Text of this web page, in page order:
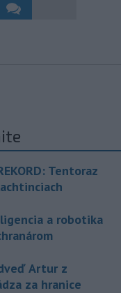
Tentoraz
a robotika
Artur z
za hranice